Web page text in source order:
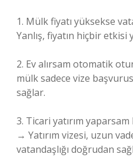
1. Mülk fiyatı yüksekse
Yanlış, fiyatın hiçbir etkisi
2. Ev alırsam otomatik
mülk sadece vize
sağlar.
3. Ticari yatırım
→ Yatırım vizesi, uzun
vatandaşlığı doğrudan